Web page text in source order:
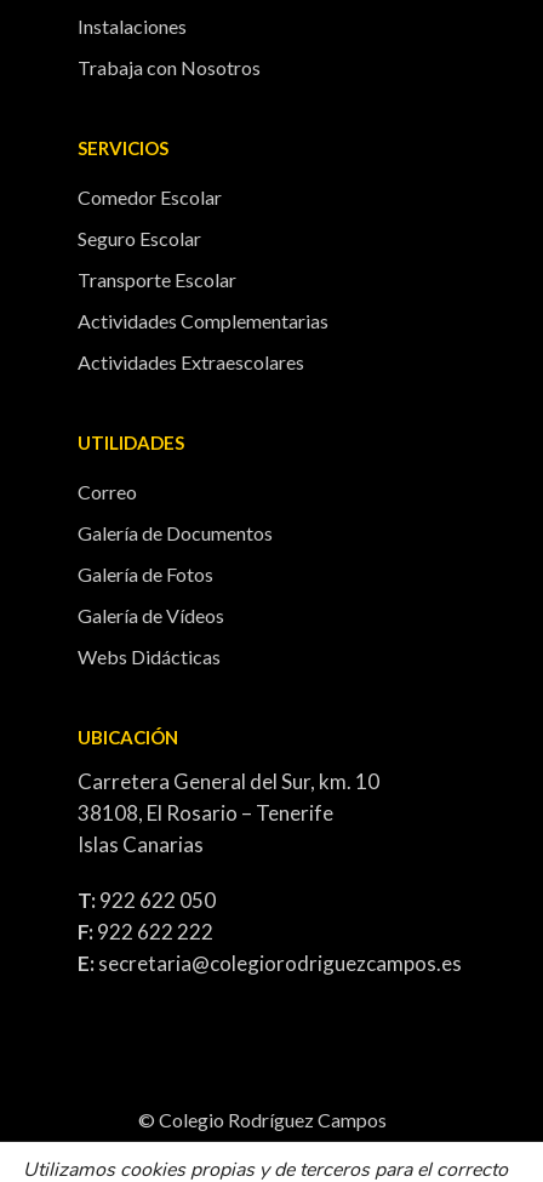
Instalaciones
Trabaja con Nosotros
SERVICIOS
Comedor Escolar
Seguro Escolar
Transporte Escolar
Actividades Complementarias
Actividades Extraescolares
UTILIDADES
Correo
Galería de Documentos
Galería de Fotos
Galería de Vídeos
Webs Didácticas
UBICACIÓN
Carretera General del Sur, km. 10
38108, El Rosario – Tenerife
Islas Canarias
T:922 622 050
F:922 622 222
E:secretaria@colegiorodriguezcampos.es
© Colegio Rodríguez Campos
Política de cookies
Utilizamos cookies propias y de terceros para el correcto